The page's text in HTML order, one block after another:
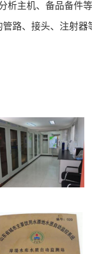
析主机、备品备件等
路、接头、注射器